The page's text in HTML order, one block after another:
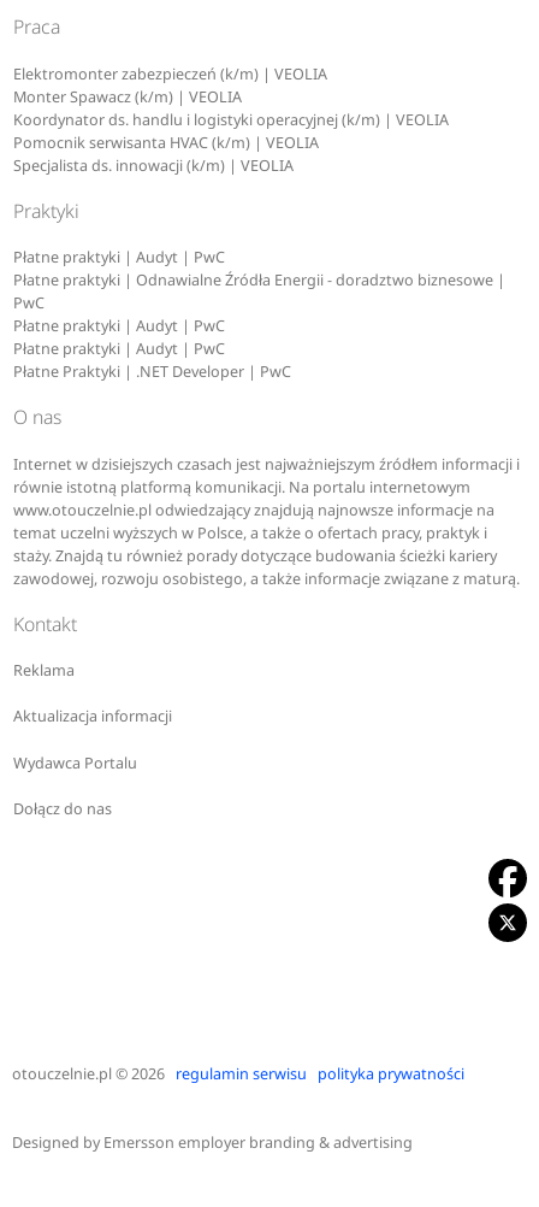
Praca
Elektromonter zabezpieczeń (k/m) | VEOLIA
Monter Spawacz (k/m) | VEOLIA
Koordynator ds. handlu i logistyki operacyjnej (k/m) | VEOLIA
Pomocnik serwisanta HVAC (k/m) | VEOLIA
Specjalista ds. innowacji (k/m) | VEOLIA
Praktyki
Płatne praktyki | Audyt | PwC
Płatne praktyki | Odnawialne Źródła Energii - doradztwo biznesowe |
PwC
Płatne praktyki | Audyt | PwC
Płatne praktyki | Audyt | PwC
Płatne Praktyki | .NET Developer | PwC
O nas
Internet w dzisiejszych czasach jest najważniejszym źródłem informacji i
równie istotną platformą komunikacji. Na portalu internetowym
www.otouczelnie.pl odwiedzający znajdują najnowsze informacje na
temat uczelni wyższych w Polsce, a także o ofertach pracy, praktyk i
staży. Znajdą tu również porady dotyczące budowania ścieżki kariery
zawodowej, rozwoju osobistego, a także informacje związane z maturą.
Kontakt
Reklama
Aktualizacja informacji
Wydawca Portalu
Dołącz do nas
otouczelnie.pl© 2026 regulamin serwisu polityka prywatności
Designed byEmersson employer branding & advertising